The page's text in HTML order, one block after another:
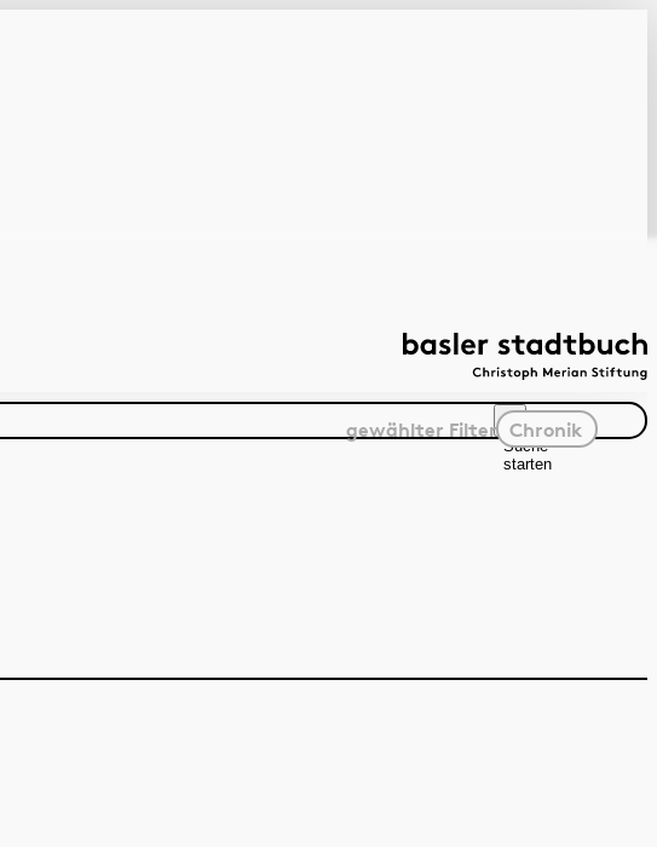
Suche
starten
gewählter Filter Chronik